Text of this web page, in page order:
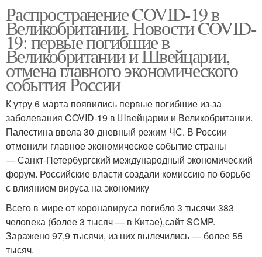
Распространение COVID-19 в
Великобритании. Новости COVID-
19: первые погибшие в
Великобритании и Швейцарии,
отмена главного экономического
события России
К утру 6 марта появились первые погибшие из-за
заболевания COVID-19 в Швейцарии и Великобритании.
Палестина ввела 30-дневный режим ЧС. В России
отменили главное экономическое событие страны
— Санкт-Петербургский международный экономический
форум. Российские власти создали комиссию по борьбе
с влиянием вируса на экономику
Всего в мире от коронавируса погибло 3 тысячи 383
человека (более 3 тысяч — в Китае),сайт SCMP.
Заражено 97,9 тысячи, из них вылечились — более 55
тысяч.